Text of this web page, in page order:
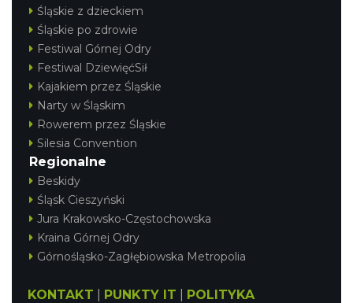
Śląskie z dzieckiem
Śląskie po zdrowie
Festiwal Górnej Odry
Festiwal DziewięćSił
Kajakiem przez Śląskie
Narty w Śląskim
Rowerem przez Śląskie
Silesia Convention
Regionalne
Beskidy
Śląsk Cieszyński
Jura Krakowsko-Częstochowska
Kraina Górnej Odry
Górnośląsko-Zagłębiowska Metropolia
KONTAKT PUNKTY IT
POLITYKA